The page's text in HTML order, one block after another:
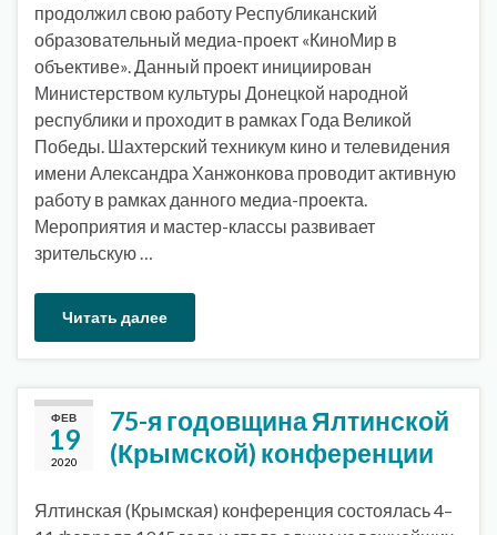
продолжил свою работу Республиканский
образовательный медиа-проект «КиноМир в
объективе». Данный проект инициирован
Министерством культуры Донецкой народной
республики и проходит в рамках Года Великой
Победы. Шахтерский техникум кино и телевидения
имени Александра Ханжонкова проводит активную
работу в рамках данного медиа-проекта.
Мероприятия и мастер-классы развивает
зрительскую …
Читать далее
ФЕВ
19
2020
75-я годовщина Ялтинской
(Крымской) конференции
Ялтинская (Крымская) конференция состоялась 4–